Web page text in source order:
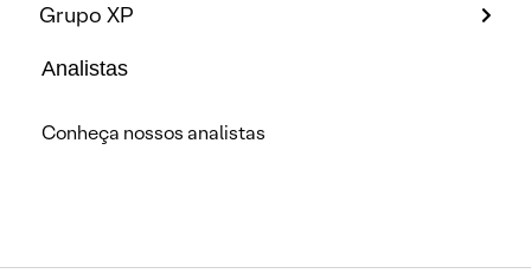
Grupo XP
Analistas
Conheça nossos analistas